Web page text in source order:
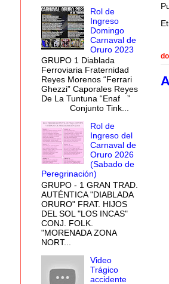
Rol de
Ingreso
Domingo
Carnaval de
Oruro 2023
GRUPO 1 Diablada
Ferroviaria Fraternidad
Reyes Morenos “Ferrari
Ghezzi” Caporales Reyes
De La Tuntuna “Enaf ”
Conjunto Tink...
Rol de
Ingreso del
Carnaval de
Oruro 2026
(Sabado de
Peregrinación)
GRUPO - 1 GRAN TRAD.
AUTÉNTICA "DIABLADA
ORURO" FRAT. HIJOS
DEL SOL "LOS INCAS"
CONJ. FOLK.
"MORENADA ZONA
NORT...
Video
Trágico
accidente